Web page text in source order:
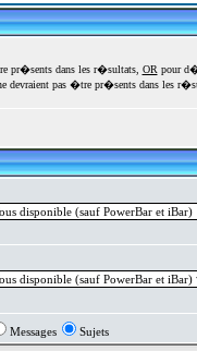
pr�sents dans les r�sultats, OR pour
devraient pas �tre pr�sents dans les
Messages Sujets